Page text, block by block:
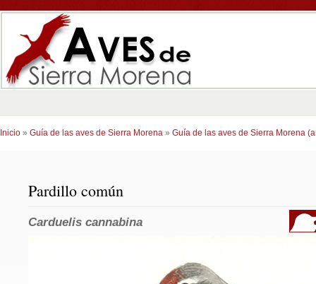
Inicio » Guía de las aves de Sierra Morena » Guía de las aves de Sierra Morena
Pardillo común
Carduelis cannabina